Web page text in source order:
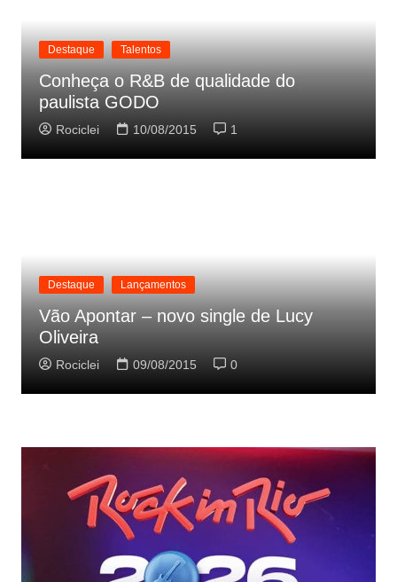
Destaque Talentos
Conheça o R&B de qualidade do
paulista GODO
Rociclei 10/08/2015 1
Destaque Lançamentos
Vão Apontar – novo single de Lucy
Oliveira
Rociclei 09/08/2015 0